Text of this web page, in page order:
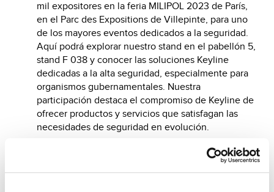
mil expositores en la feria MILIPOL 2023 de París,
en el Parc des Expositions de Villepinte, para uno
de los mayores eventos dedicados a la seguridad.
Aquí podrá explorar nuestro stand en el pabellón 5,
stand F 038 y conocer las soluciones Keyline
dedicadas a la alta seguridad, especialmente para
organismos gubernamentales. Nuestra
participación destaca el compromiso de Keyline de
ofrecer productos y servicios que satisfagan las
necesidades de seguridad en evolución.
para solicitar entradas gratuitas.